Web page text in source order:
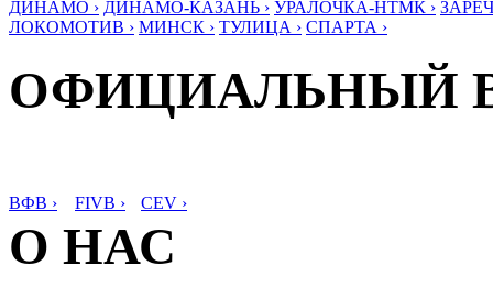
ДИНАМО › ДИНАМО-КАЗАНЬ › УРАЛОЧКА-НТМК ›
ЛОКОМОТИВ › МИНСК › ТУЛИЦА › СПАРТА ›
ОФИЦИАЛЬНЫЙ
ВФВ › FIVB › CEV ›
О НАС